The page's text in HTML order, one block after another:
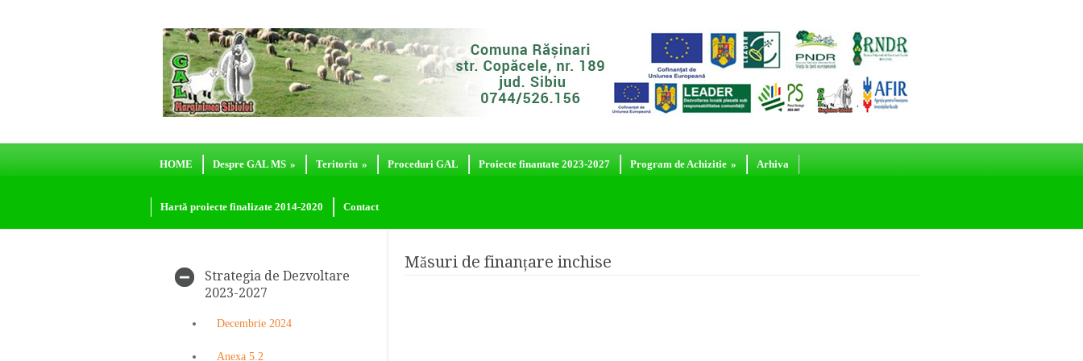
HOME Despre GAL MS » Teritoriu » Proceduri GAL Proiecte finantate 2023-2027 Program de Achizitie » Arhiva
Hartă proiecte finalizate 2014-2020 Contact
Măsuri de finanțare inchise
Strategia de Dezvoltare
2023-2027
Decembrie 2024
Anexa 5.2